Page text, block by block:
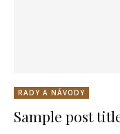
RADY A NÁVODY
Sample post